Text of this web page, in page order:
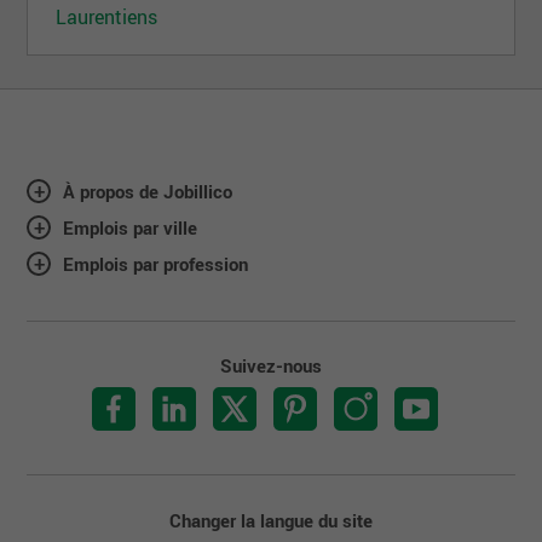
Laurentiens
À propos de Jobillico
Emplois par ville
Emplois par profession
Suivez-nous
Changer la langue du site